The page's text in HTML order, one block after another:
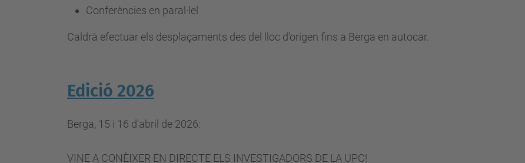
Conferències en paral·lel
Caldrà efectuar els desplaçaments des del lloc d'origen fins a Berga en autocar.
Edició 2026
Berga, 15 i 16 d'abril de 2026:
VINE A CONÈIXER EN DIRECTE ELS INVESTIGADORS DE LA UPC!